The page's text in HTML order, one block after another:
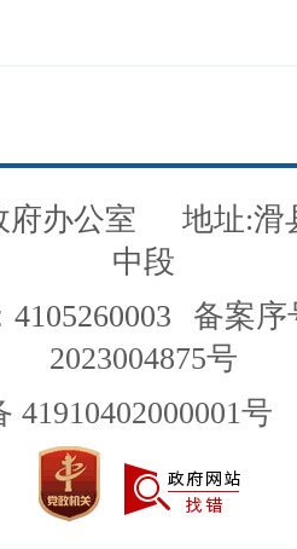
府办公室
地址:滑
中段
备案序
2023004875号
41910402000001号